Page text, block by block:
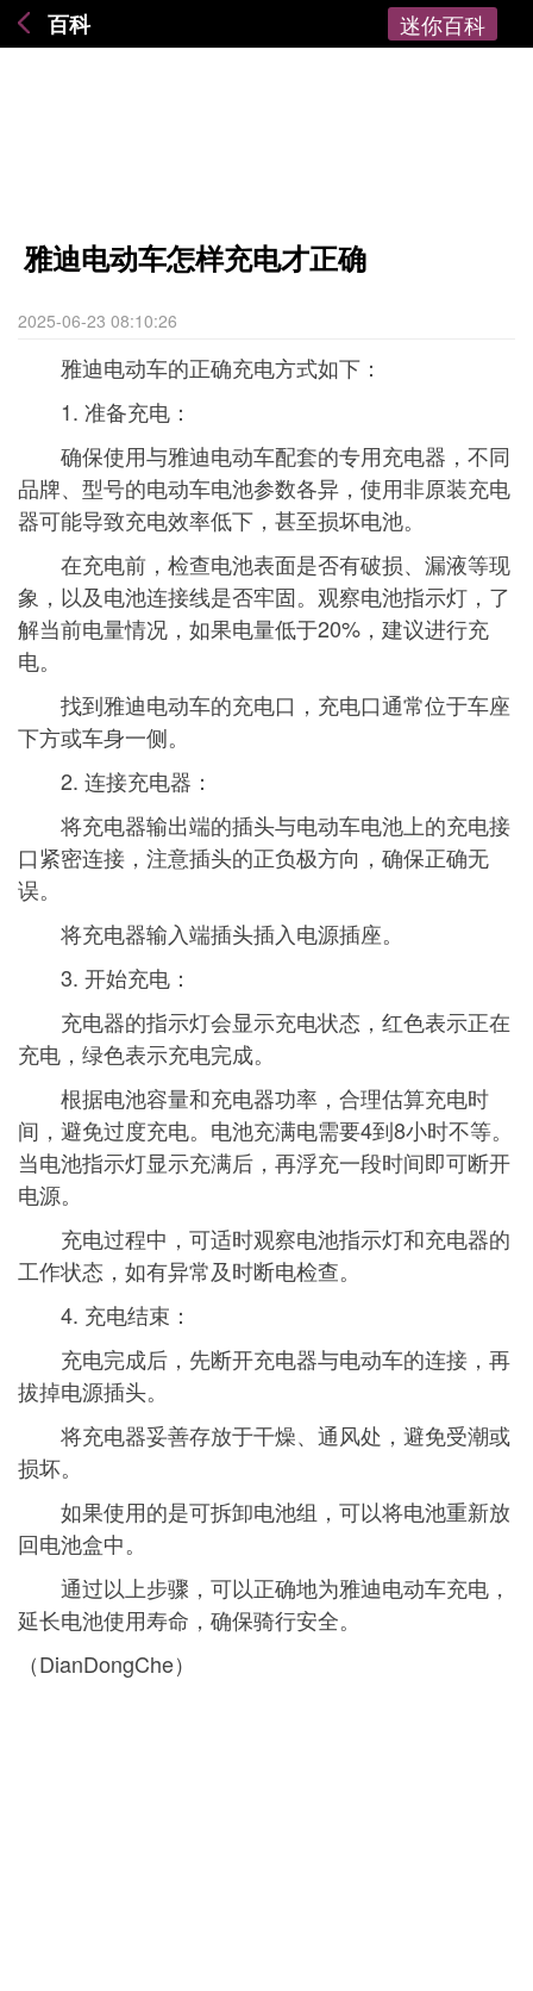
百科 迷你百科
雅迪电动车怎样充电才正确
2025-06-23 08:10:26
雅迪电动车的正确充电方式如下：
1. 准备充电：
确保使用与雅迪电动车配套的专用充电器，不同
品牌、型号的电动车电池参数各异，使用非原装充电
器可能导致充电效率低下，甚至损坏电池。
在充电前，检查电池表面是否有破损、漏液等现
象，以及电池连接线是否牢固。观察电池指示灯，了
解当前电量情况，如果电量低于20%，建议进行充
电。
找到雅迪电动车的充电口，充电口通常位于车座
下方或车身一侧。
2. 连接充电器：
将充电器输出端的插头与电动车电池上的充电接
口紧密连接，注意插头的正负极方向，确保正确无
误。
将充电器输入端插头插入电源插座。
3. 开始充电：
充电器的指示灯会显示充电状态，红色表示正在
充电，绿色表示充电完成。
根据电池容量和充电器功率，合理估算充电时
间，避免过度充电。电池充满电需要4到8小时不等。
当电池指示灯显示充满后，再浮充一段时间即可断开
电源。
充电过程中，可适时观察电池指示灯和充电器的
工作状态，如有异常及时断电检查。
4. 充电结束：
充电完成后，先断开充电器与电动车的连接，再
拔掉电源插头。
将充电器妥善存放于干燥、通风处，避免受潮或
损坏。
如果使用的是可拆卸电池组，可以将电池重新放
回电池盒中。
通过以上步骤，可以正确地为雅迪电动车充电，
延长电池使用寿命，确保骑行安全。
（DianDongChe）